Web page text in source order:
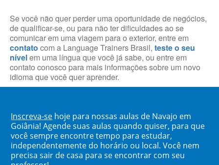
Se você não quer perder uma oportunidade de negócios,
de qualificar-se, ou para não ter dificuldades ao se
comunicar em uma viagem para o exterior, entre em
contato com a Language Trainers Brasil, teste o seu
nívelem uma língua que você já sabe, ou entre em
contato conosco para mais informações sobre um novo
idioma que você quer aprender.
Inscreva-se hoje para nossas aulas de Navajo em
Goiânia! Agende suas aulas quando quiser, para que
você sempre encontre tempo para estudar,
independentemente do horário ou local. Você nem
precisa sair de casa para se encontrar com seu